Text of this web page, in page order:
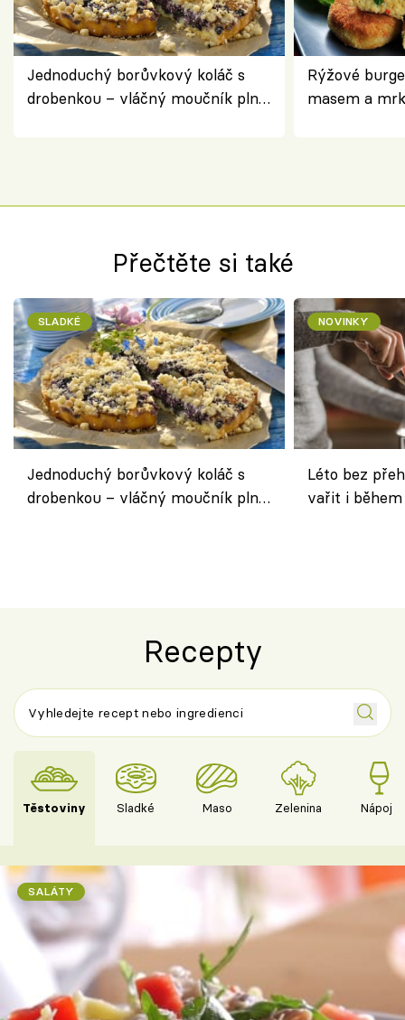
Jednoduchý borůvkový koláč s
drobenkou – vláčný moučník plný
Rýžové
masem a
Přečtěte si také
SLADKÉ
Jednoduchý borůvkový koláč s
drobenkou – vláčný moučník plný
NOVINKY
Léto bez
vařit i
Recepty
Těstoviny Sladké Maso Zelenina Nápoje
SALÁTY